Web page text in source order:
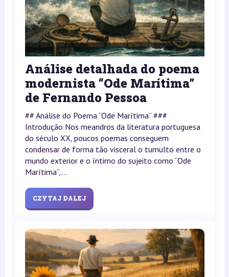
Análise detalhada do poema
modernista “Ode Marítima”
de Fernando Pessoa
## Análise do Poema “Ode Marítima” ###
Introdução Nos meandros da literatura portuguesa
do século XX, poucos poemas conseguem
condensar de forma tão visceral o tumulto entre o
mundo exterior e o íntimo do sujeito como “Ode
Marítima”,...
CZYTAJ DALEJ